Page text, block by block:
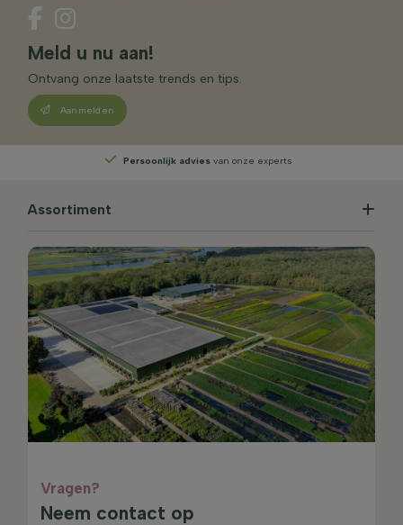
Meld u nu aan!
Ontvang onze laatste trends en tips.
Aanmelden
Persoonlijk advies van onze experts
Assortiment
Vragen?
Neem contact op